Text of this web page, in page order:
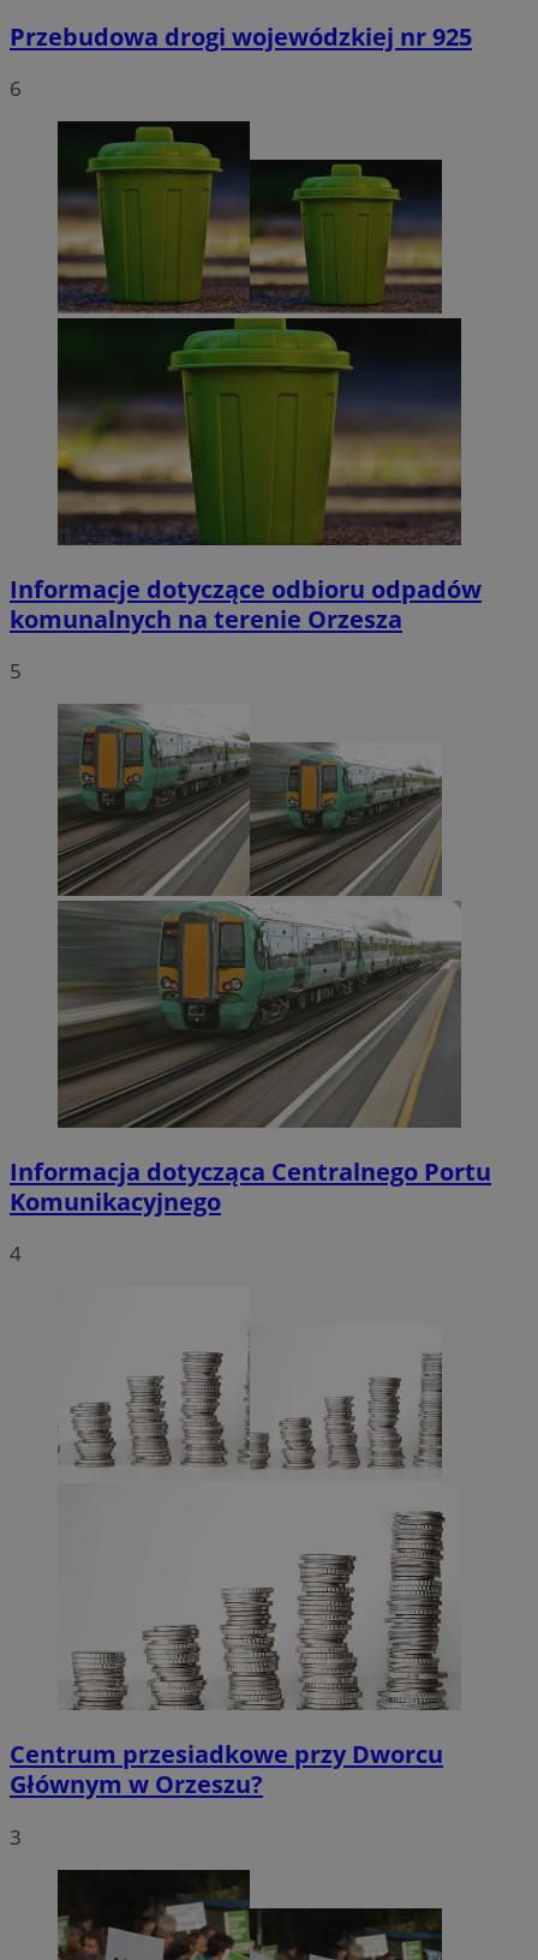
Przebudowa drogi wojewódzkiej nr 925
6
Informacje dotyczące odbioru odpadów
komunalnych na terenie Orzesza
5
Informacja dotycząca Centralnego Portu
Komunikacyjnego
4
Centrum przesiadkowe przy Dworcu
Głównym w Orzeszu?
3